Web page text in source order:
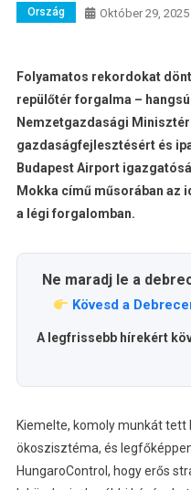
Ország Október 29, 2025
Folyamatos rekordokat
repülőtér forgalma –
Nemzetgazdasági
gazdaságfejlesztésért és
Budapest Airport
Mokka című műsorában az
a légi forgalomban.
Ne maradj le a
Kövesd a
A legfrissebb hírekért
Kiemelte, komoly munkát tett
ökoszisztéma, és
HungaroControl, hogy erős